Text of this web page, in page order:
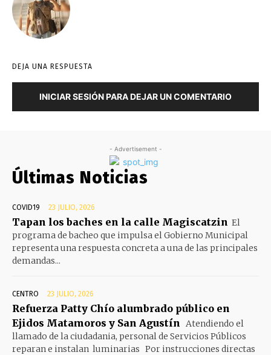
DEJA UNA RESPUESTA
INICIAR SESIÓN PARA DEJAR UN COMENTARIO
- Advertisement -
Últimas Noticias
COVID19 23 JULIO, 2026
Tapan los baches en la calle Magiscatzin El
programa de bacheo que impulsa el Gobierno Municipal
representa una respuesta concreta a una de las principales
demandas...
CENTRO 23 JULIO, 2026
Refuerza Patty Chío alumbrado público en
Ejidos Matamoros y San Agustín
Atendiendo el
llamado de la ciudadania, personal de Servicios Públicos
reparan e instalan luminarias Por instrucciones directas